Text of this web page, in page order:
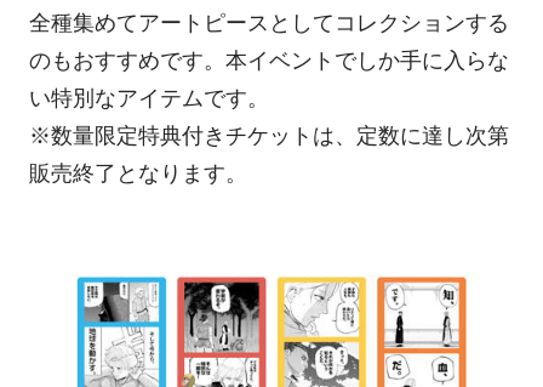
全種集めてアートピースとしてコレクションする
のもおすすめです。本イベントでしか手に入らな
い特別なアイテムです。
※数量限定特典付きチケットは、定数に達し次第
販売終了となります。